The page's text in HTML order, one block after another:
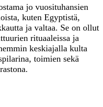
jo vuosituhansien
kuten Egyptistä,
ja valtaa. Se on ollut
rituaaleissa ja
keskiajalla kulta
toimien sekä